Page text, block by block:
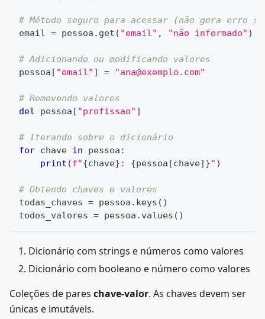
# Método seguro para acessar (não gera erro
email = pessoa . get ( "email" , "não informado" )
# Adicionando ou modificando valores
pessoa [ "email" ] = "ana@exemplo.com"
# Removendo valores
del pessoa [ "profissao" ]
# Iterando sobre o dicionário
for chave in pessoa :
print (f"{chave} : {pessoa [chave] }" )
# Obtendo chaves e valores
todas_chaves = pessoa . keys ( )
todos_valores = pessoa . values ( )
Dicionário com strings e números como valores
Dicionário com booleano e número como valores
Coleções de pares chave-valor. As chaves devem ser
únicas e imutáveis.